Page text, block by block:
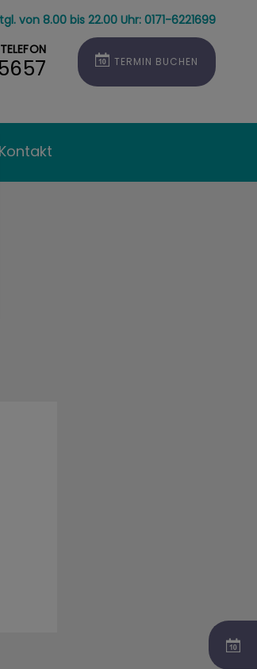
von 8.00 bis 22.00 Uhr: 0171-6221699
TELEFON
TERMIN BUCHEN
Kontakt